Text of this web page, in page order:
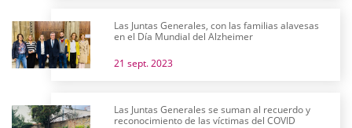
Las Juntas Generales, con las familias alavesas
en el Día Mundial del Alzheimer
21 sept. 2023
Las Juntas Generales se suman al recuerdo y
reconocimiento de las víctimas del COVID